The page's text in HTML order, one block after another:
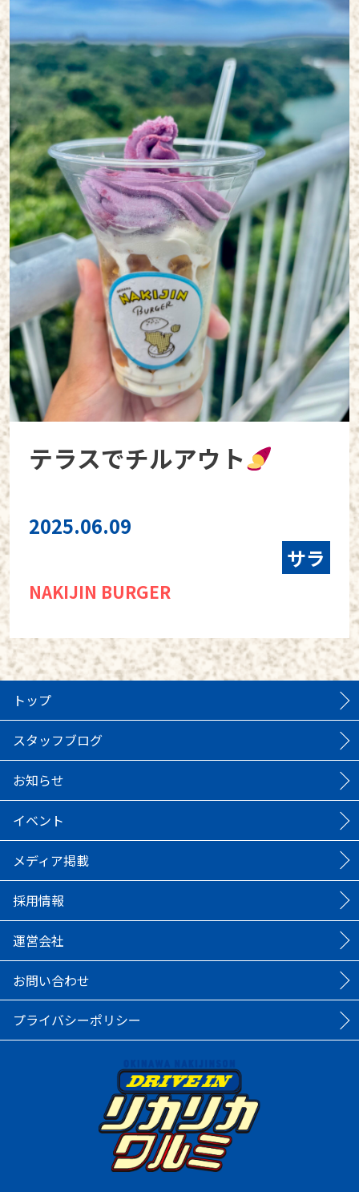
テラスでチルアウト
2025.06.09
サラ
NAKIJIN BURGER
トップ
スタッフブログ
お知らせ
イベント
メディア掲載
採用情報
運営会社
お問い合わせ
プライバシーポリシー